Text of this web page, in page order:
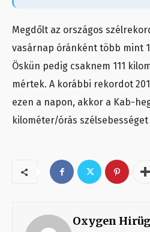
Megdőlt az országos
vasárnap óránként több mint
Öskün pedig csaknem 111
mértek. A korábbi rekordot
ezen a napon, akkor a Kab-
kilométer/órás
Oxygen